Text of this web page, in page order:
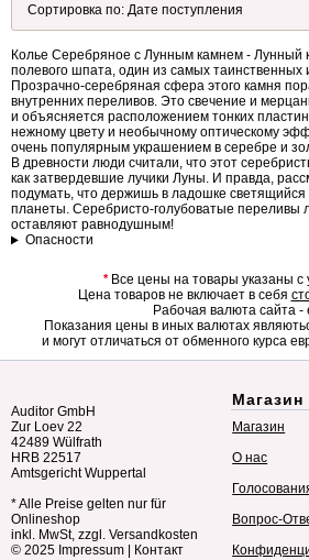
Колье Серебряное с Лунным камнем - Лунный
полевого шпата, один из самых таинственных
Прозрачно-серебряная сфера этого камня
внутренних переливов. Это свечение и
и объясняется расположением тонких
нежному цвету и необычному оптическому
очень популярным украшением в серебре и
В древности люди считали, что этот
как затвердевшие лучики Луны. И правда,
подумать, что держишь в ладошке светящийся
планеты. Серебристо-голубоватые переливы
оставляют равнодушным!
Опасности
*Все цены на товары указаны с
Цена товаров не включает в себя
Рабочая валюта сайта -
Показания цены в иных валютах
и могут отличаться от обменного курса
Auditor GmbH
Zur Loev 22
42489 Wülfrath
HRB 22517
Amtsgericht Wuppertal
* Alle Preise gelten nur für
Onlineshop
inkl. MwSt, zzgl. Versandkosten
© 2025 Impressum Контакт
Магазин
Магазин
О нас
Вопрос-